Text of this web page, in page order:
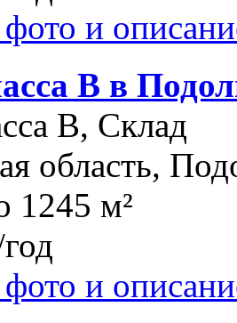
и
В в
B, Склад
область,
1245 м²
и